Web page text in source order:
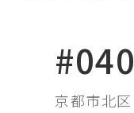
#040
京都市北区